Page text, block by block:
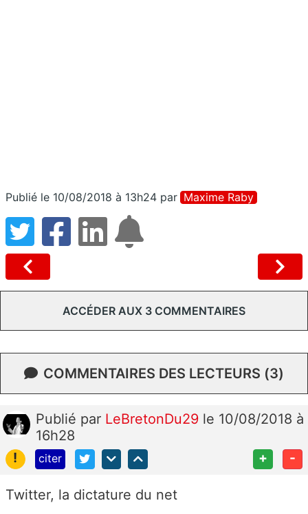
Publié le 10/08/2018 à 13h24 par Maxime Raby
ACCÉDER AUX 3 COMMENTAIRES
COMMENTAIRES DES LECTEURS (3)
Publié par LeBretonDu29 le 10/08/2018 à
16h28
!
citer + -
Twitter, la dictature du net